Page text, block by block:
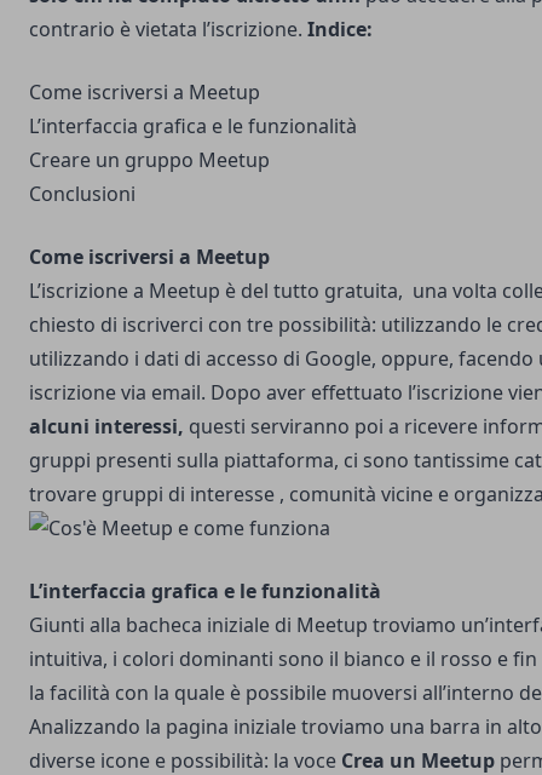
contrario è vietata l’iscrizione. Indice:
Come iscriversi a Meetup
L’interfaccia grafica e le funzionalità
Creare un gruppo Meetup
Conclusioni
Come iscriversi a Meetup
L’iscrizione a Meetup è del tutto gratuita, una volta
chiesto di iscriverci con tre possibilità: utilizzando le
utilizzando i dati di accesso di Google, oppure, facendo
iscrizione via email. Dopo aver effettuato l’iscrizione
alcuni interessi, questi serviranno poi a ricevere
gruppi presenti sulla piattaforma, ci sono tantissime
trovare gruppi di interesse , comunità vicine e
L’interfaccia grafica e le funzionalità
Giunti alla bacheca iniziale di Meetup troviamo
intuitiva, i colori dominanti sono il bianco e il rosso e
la facilità con la quale è possibile muoversi all’interno
Analizzando la pagina iniziale troviamo una barra in
diverse icone e possibilità: la voce Crea un Meetup